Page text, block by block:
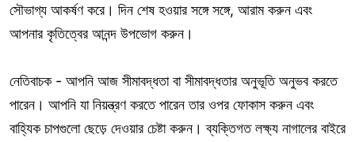
সৌভাগ্য আকর্ষণ করে। দিন শেষ হওয়ার সঙ্গে সঙ্গে, আরাম করুন এবং
আপনার কৃতিত্বের আনন্দ উপভোগ করুন।
নেতিবাচক - আপনি আজ সীমাবদ্ধতা বা সীমাবদ্ধতার অনুভূতি অনুভব করতে
পারেন। আপনি যা নিয়ন্ত্রণ করতে পারেন তার ওপর ফোকাস করুন এবং
বাহ্যিক চাপগুলো ছেড়ে দেওয়ার চেষ্টা করুন। ব্যক্তিগত লক্ষ্য নাগালের বাইরে